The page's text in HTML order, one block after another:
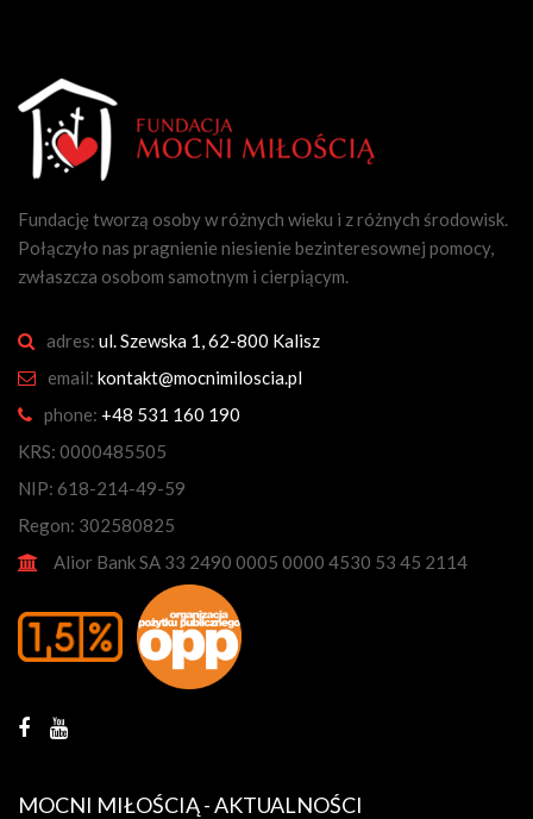
Fundację tworzą osoby w różnych wieku i z różnych środowisk.
Połączyło nas pragnienie niesienie bezinteresownej pomocy,
zwłaszcza osobom samotnym i cierpiącym.
adres: ul. Szewska 1, 62-800 Kalisz
email: kontakt@mocnimiloscia.pl
phone: +48 531 160 190
KRS: 0000485505
NIP: 618-214-49-59
Regon: 302580825
Alior Bank SA 33 2490 0005 0000 4530 53 45 2114
MOCNI MIŁOŚCIĄ - AKTUALNOŚCI